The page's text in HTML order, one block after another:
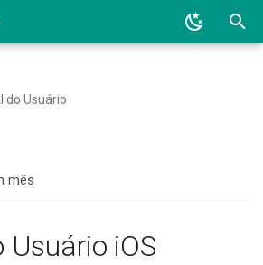
o
do Usuário
mês
Usuário iOS